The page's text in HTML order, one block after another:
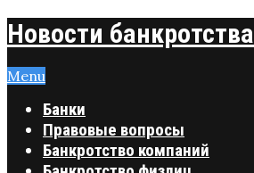
Новости банкротства
Menu
Банки
Правовые вопросы
Банкротство компаний